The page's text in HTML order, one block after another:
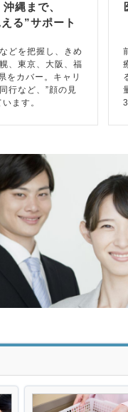
縄まで、
る”サポート
どを把握し、きめ
、東京、大阪、福
をカバー。キャリ
行など、”顔の見
ます。